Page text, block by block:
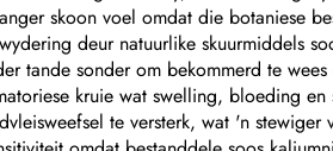
skoon voel omdat die botaniese
deur natuurlike skuurmiddels
tande sonder om bekommerd te
kruie wat swelling, bloeding
te versterk, wat 'n